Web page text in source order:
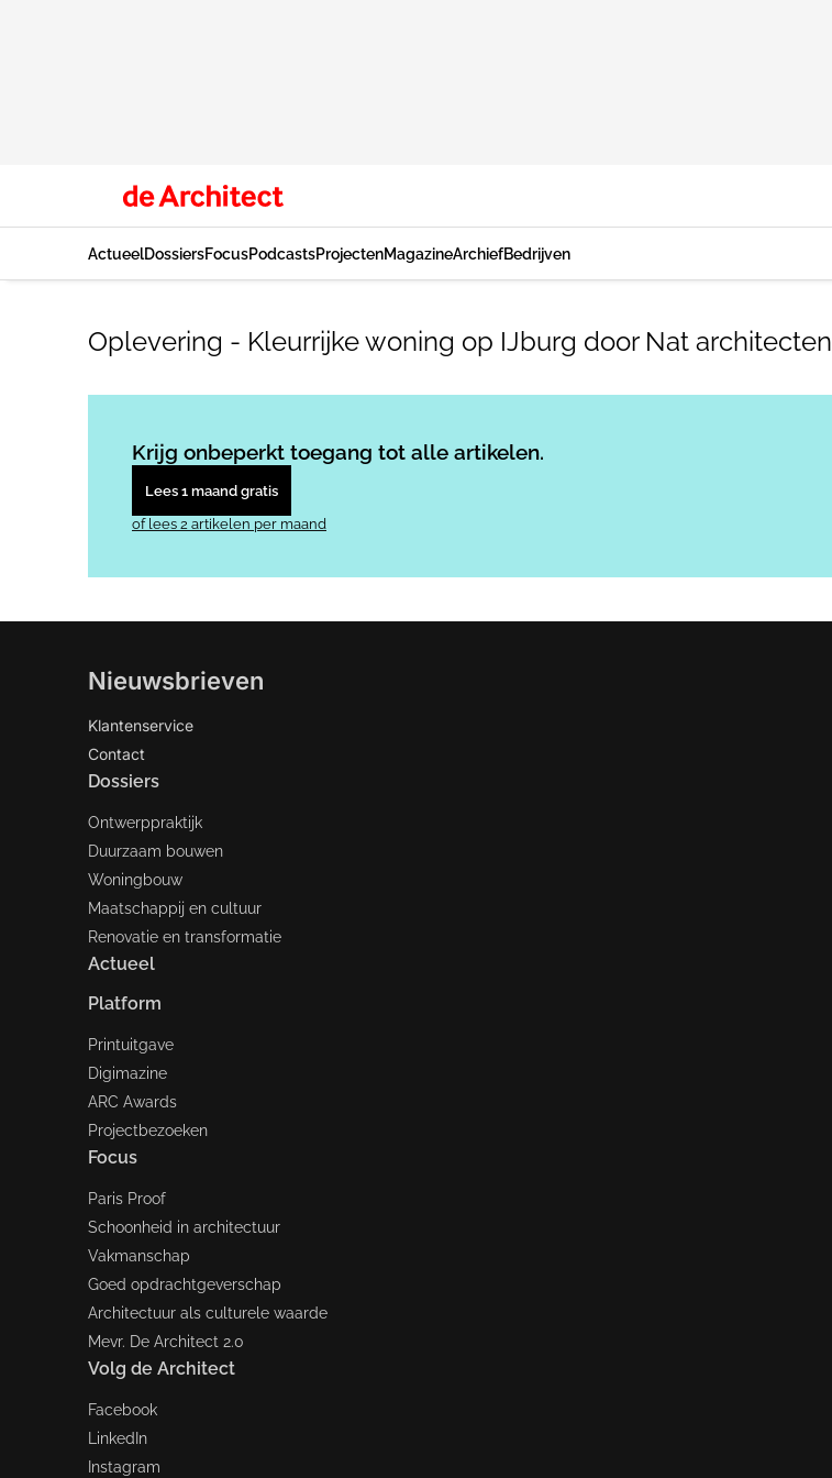
ActueelDossiersFocusPodcastsProjectenMagazineArchiefBedrijven
Oplevering - Kleurrijke woning op IJburg door Nat architecten
Krijg onbeperkt toegang tot alle artikelen.
Lees 1 maand gratis
of lees 2 artikelen per maand
Nieuwsbrieven
Klantenservice
Contact
Dossiers
Ontwerppraktijk
Duurzaam bouwen
Woningbouw
Maatschappij en cultuur
Renovatie en transformatie
Actueel
Platform
Printuitgave
Digimazine
ARC Awards
Projectbezoeken
Focus
Paris Proof
Schoonheid in architectuur
Vakmanschap
Goed opdrachtgeverschap
Architectuur als culturele waarde
Mevr. De Architect 2.0
Volg de Architect
Facebook
LinkedIn
Instagram